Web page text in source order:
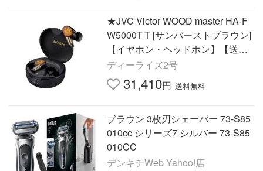
★JVC Victor WOOD master HA-F
W5000T-T [サンバーストブラウン]
【イヤホン・ヘッドホン】【送料
無料】
ディーライズ2号
31,410円 送料無料
ブラウン 3枚刃シェーバー 73-S85
010cc シリーズ7 シルバー 73-S85
010CC
デンキチWeb Yahoo!店